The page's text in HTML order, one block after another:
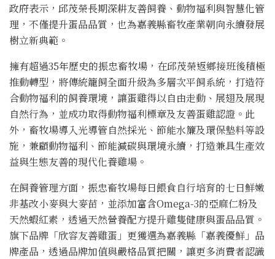
政府表示，邱茂榮長期深耕友善飼養、動物福利與智慧化管
理，不僅提升蛋品品質，也為嘉義縣畜牧產業朝向永續發展
樹立新典範。
擁有超過35年歷史的振忠畜牧場，在邱茂榮返鄉接班後積極
推動轉型，將傳統籠飼全面升級為多層次平飼系統，打造符
合動物福利的飼養環境，讓蛋雞得以自由走動、展翅及展現
自然行為，並成功取得動物福利標章及友善蛋雞認證。此
外，畜牧場導入光導管自然採光、節能水簾及環保墊料等設
施，兼顧動物福利、節能減碳與環境永續，打造兼具生產效
益與生態友善的現代化養雞場。
在飼養管理方面，振忠畜牧場每日餵食自行培育的七日鮮嫩
非基改小麥與大麥苗，並添加富含Omega-3的亞麻仁粉及
天然蝦紅素，透過天然營養配方提升雞隻健康與蛋品品質。
旗下品牌「欣容友善雞蛋」更獲選為嘉義縣「嘉義優鮮」品
牌產品，透過品牌加值與嚴格品質把關，讓更多消費者認識